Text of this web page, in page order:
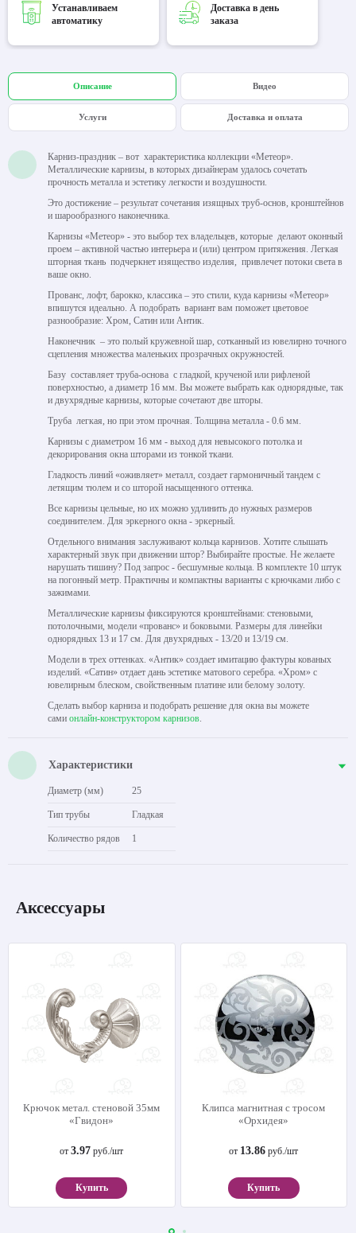
Устанавливаем
автоматику
Доставка в день
заказа
Описание Видео
Услуги Доставка и оплата
Карниз-праздник – вот характеристика коллекции «Метеор».
Металлические карнизы, в которых дизайнерам удалось сочетать
прочность металла и эстетику легкости и воздушности.
Это достижение – результат сочетания изящных труб-основ, кронштейнов
и шарообразного наконечника.
Карнизы «Метеор» - это выбор тех владельцев, которые делают оконный
проем – активной частью интерьера и (или) центром притяжения. Легкая
шторная ткань подчеркнет изящество изделия, привлечет потоки света в
ваше окно.
Прованс, лофт, барокко, классика – это стили, куда карнизы «Метеор»
впишутся идеально. А подобрать вариант вам поможет цветовое
разнообразие: Хром, Сатин или Антик.
Наконечник – это полый кружевной шар, сотканный из ювелирно точного
сцепления множества маленьких прозрачных окружностей.
Базу составляет труба-основа с гладкой, крученой или рифленой
поверхностью, а диаметр 16 мм. Вы можете выбрать как однорядные, так
и двухрядные карнизы, которые сочетают две шторы.
Труба легкая, но при этом прочная. Толщина металла - 0.6 мм.
Карнизы с диаметром 16 мм - выход для невысокого потолка и
декорирования окна шторами из тонкой ткани.
Гладкость линий «оживляет» металл, создает гармоничный тандем с
летящим тюлем и со шторой насыщенного оттенка.
Все карнизы цельные, но их можно удлинить до нужных размеров
соединителем. Для эркерного окна - эркерный.
Отдельного внимания заслуживают кольца карнизов. Хотите слышать
характерный звук при движении штор? Выбирайте простые. Не желаете
нарушать тишину? Под запрос - бесшумные кольца. В комплекте 10 штук
на погонный метр. Практичны и компактны варианты с крючками либо с
зажимами.
Металлические карнизы фиксируются кронштейнами: стеновыми,
потолочными, модели «прованс» и боковыми. Размеры для линейки
однорядных 13 и 17 см. Для двухрядных - 13/20 и 13/19 см.
Модели в трех оттенках. «Антик» создает имитацию фактуры кованых
изделий. «Сатин» отдает дань эстетике матового серебра. «Хром» с
ювелирным блеском, свойственным платине или белому золоту.
Сделать выбор карниза и подобрать решение для окна вы можете
сами онлайн-конструктором карнизов.
Характеристики
Диаметр (мм) 25
Тип трубы Гладкая
Количество рядов 1
Аксессуары
Крючок метал. стеновой 35мм
«Гвидон»
от3.97 руб./шт
Купить
Клипса магнитная с тросом
«Орхидея»
от 13.86 руб./шт
Купить